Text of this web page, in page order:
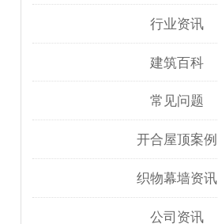
行业资讯
建筑百科
常见问题
开合屋顶案例
织物幕墙资讯
公司资讯